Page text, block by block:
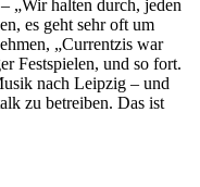
„Wir halten durch, jeden
es geht sehr oft um
„Currentzis war
Festspielen, und so fort.
nach Leipzig – und
zu betreiben. Das ist